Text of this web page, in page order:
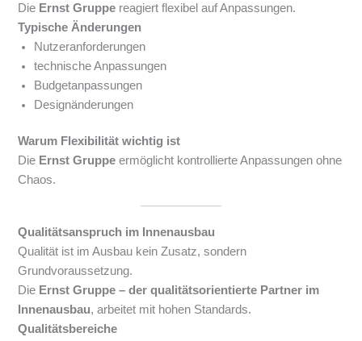
Die Ernst Gruppe reagiert flexibel auf Anpassungen.
Typische Änderungen
Nutzeranforderungen
technische Anpassungen
Budgetanpassungen
Designänderungen
Warum Flexibilität wichtig ist
Die Ernst Gruppe ermöglicht kontrollierte Anpassungen ohne
Chaos.
Qualitätsanspruch im Innenausbau
Qualität ist im Ausbau kein Zusatz, sondern
Grundvoraussetzung.
Die Ernst Gruppe – der qualitätsorientierte Partner im
Innenausbau, arbeitet mit hohen Standards.
Qualitätsbereiche